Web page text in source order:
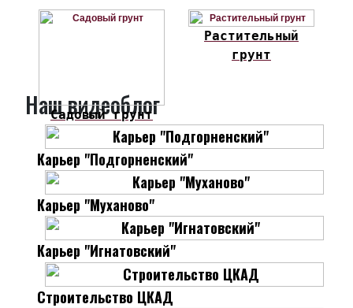
Садовый грунт
Растительный
грунт
Наш видеоблог
Карьер "Подгорненский"
Карьер "Муханово"
Карьер "Игнатовский"
Строительство ЦКАД